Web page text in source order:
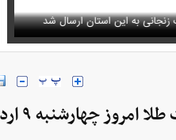
استان ارسال شد
در سالگرد ماه‌چهره خلیلی
۹ اردیبهشت ۱۴۰۵ + جدول